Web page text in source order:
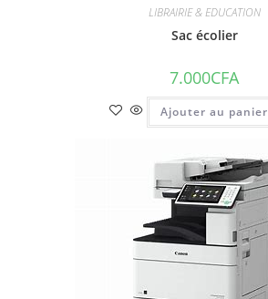
LIBRAIRIE & EDUCATION
Sac écolier
7.000CFA
Ajouter au panier